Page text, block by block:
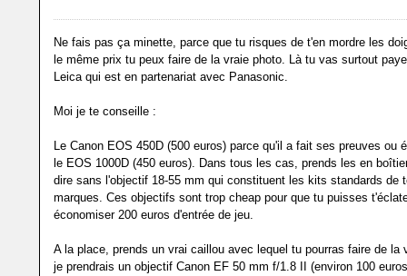
Ne fais pas ça minette, parce que tu risques de t'en mordre les
le même prix tu peux faire de la vraie photo. Là tu vas surtout
Leica qui est en partenariat avec Panasonic.
Moi je te conseille :
Le Canon EOS 450D (500 euros) parce qu'il a fait ses preuves ou
le EOS 1000D (450 euros). Dans tous les cas, prends les en
dire sans l'objectif 18-55 mm qui constituent les kits standards de
marques. Ces objectifs sont trop cheap pour que tu puisses
économiser 200 euros d'entrée de jeu.
A la place, prends un vrai caillou avec lequel tu pourras faire de la
je prendrais un objectif Canon EF 50 mm f/1.8 II (environ 100